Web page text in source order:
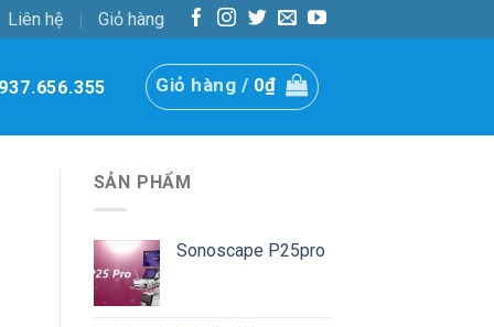
Liên hệ Giỏ hàng
Giỏ hàng / 0₫
SẢN PHẨM
Sonoscape P25pro